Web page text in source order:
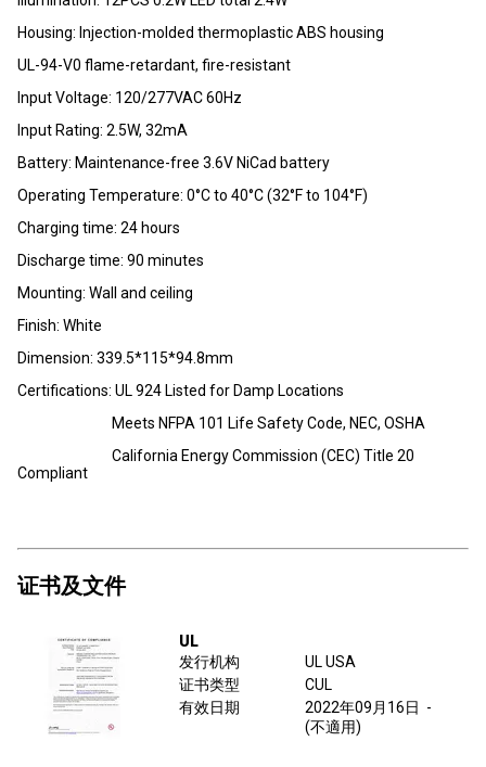
Housing: Injection-molded thermoplastic ABS housing
UL-94-V0 flame-retardant, fire-resistant
Input Voltage: 120/277VAC 60Hz
Input Rating: 2.5W, 32mA
Battery: Maintenance-free 3.6V NiCad battery
Operating Temperature: 0°C to 40°C (32°F to 104°F)
Charging time: 24 hours
Discharge time: 90 minutes
Mounting: Wall and ceiling
Finish: White
Dimension: 339.5*115*94.8mm
Certifications: UL 924 Listed for Damp Locations
Meets NFPA 101 Life Safety Code, NEC, OSHA
California Energy Commission (CEC) Title 20
Compliant
证书及文件
UL
发行机构
UL USA
证书类型
CUL
有效日期
2022年09月16日 -
(不適用)